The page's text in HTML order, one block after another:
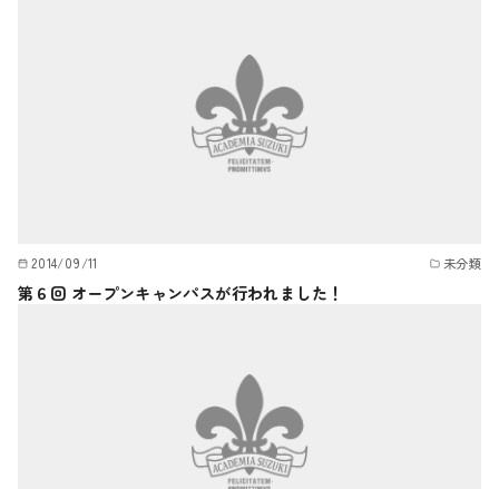
2014/09/11 未分類
第６回 オープンキャンパスが行われました！